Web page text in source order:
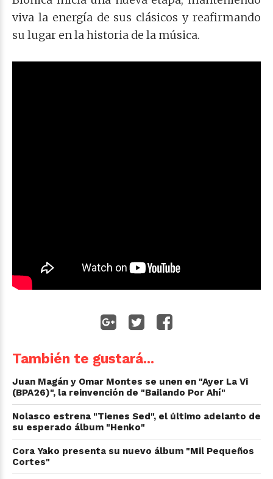
viva la energía de sus clásicos y reafirmando
su lugar en la historia de la música.
También te gustará...
Juan Magán y Omar Montes se unen en "Ayer La Vi
(BPA26)", la reinvención de "Bailando Por Ahí"
Nolasco estrena "Tienes Sed", el último adelanto de
su esperado álbum "Henko"
Cora Yako presenta su nuevo álbum "Mil Pequeños
Cortes"